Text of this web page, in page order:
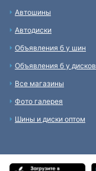
Автошины
Автодиски
Объявления б у шин
Объявления б у дисков
Все магазины
Фото галерея
Шины и диски оптом